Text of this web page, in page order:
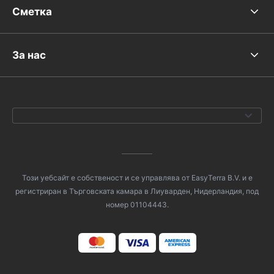
Сметка
За нас
Този уебсайт е собственост и се управлява от EasyTerra B.V. и е
регистриран в Търговската камара в Лиуварден, Нидерландия, под
номер 01104443.